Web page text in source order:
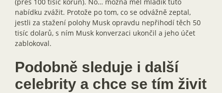
(přes 100 tisíc korun). No… možná měl mladík tuto
nabídku zvážit. Protože po tom, co se odvážně zeptal,
jestli za stažení polohy Musk opravdu nepřihodí těch 50
tisíc dolarů, s ním Musk konverzaci ukončil a jeho účet
zablokoval.
Podobně sleduje i další
celebrity a chce se tím živit